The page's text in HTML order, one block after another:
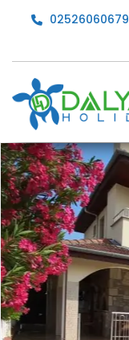
02526060679